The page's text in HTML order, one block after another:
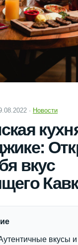
· Новости
вкус
вкусы и